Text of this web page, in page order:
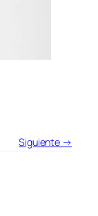
Siguiente →